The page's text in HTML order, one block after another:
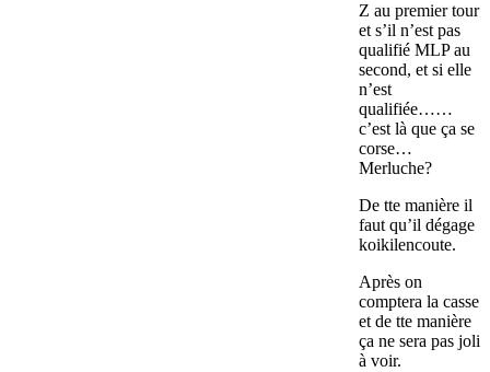
Z au premier tour
et s’il n’est pas
qualifié MLP au
second, et si elle
n’est
qualifiée……
c’est là que ça se
corse…
Merluche?
De tte manière il
faut qu’il dégage
koikilencoute.
Après on
comptera la casse
et de tte manière
ça ne sera pas joli
à voir.